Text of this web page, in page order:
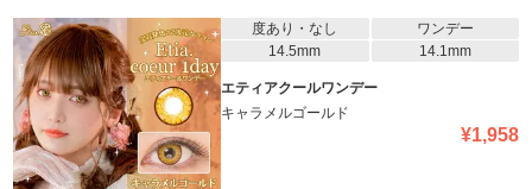
度あり・なし
ワンデー
14.5mm
14.1mm
エティアクールワンデー
キャラメルゴールド
¥1,958